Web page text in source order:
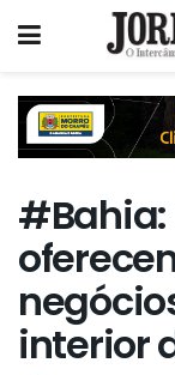
#Bahia:
interior